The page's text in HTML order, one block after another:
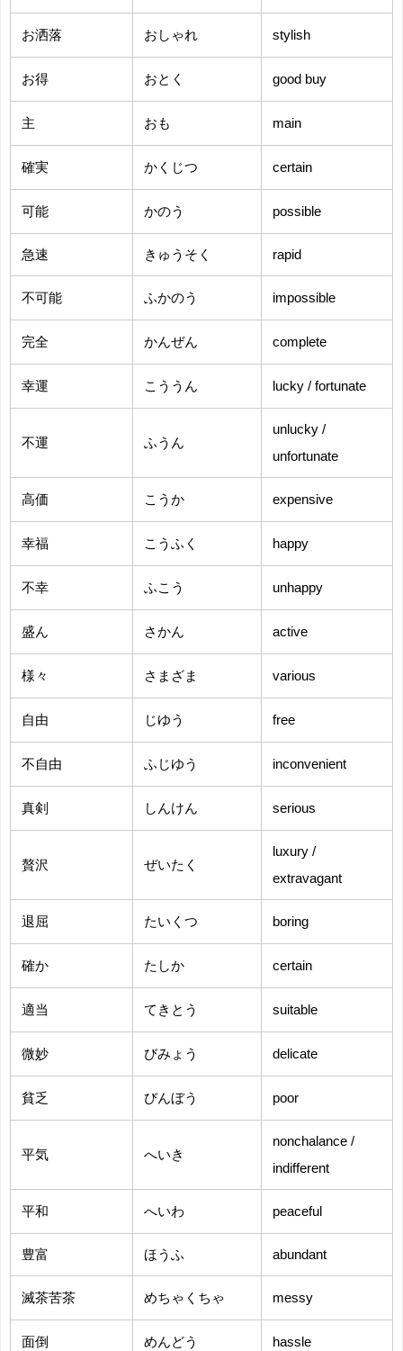
お洒落 おしゃれ stylish
お得 おとく good buy
主 おも main
確実 かくじつ certain
可能 かのう possible
急速 きゅうそく rapid
不可能 ふかのう impossible
完全 かんぜん complete
幸運 こううん lucky / fortunate
不運 ふうん
unlucky /
unfortunate
高価 こうか expensive
幸福 こうふく happy
不幸 ふこう unhappy
盛ん さかん active
様々 さまざま various
自由 じゆう free
不自由 ふじゆう inconvenient
真剣 しんけん serious
贅沢 ぜいたく
luxury /
extravagant
退屈 たいくつ boring
確か たしか certain
適当 てきとう suitable
微妙 びみょう delicate
貧乏 びんぼう poor
平気 へいき
nonchalance /
indifferent
平和 へいわ peaceful
豊富 ほうふ abundant
滅茶苦茶 めちゃくちゃ messy
面倒 めんどう hassle